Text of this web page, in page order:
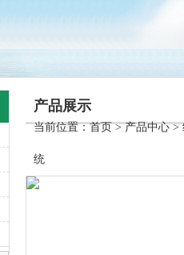
产品展示
当前位置：首页>产品中心>
统